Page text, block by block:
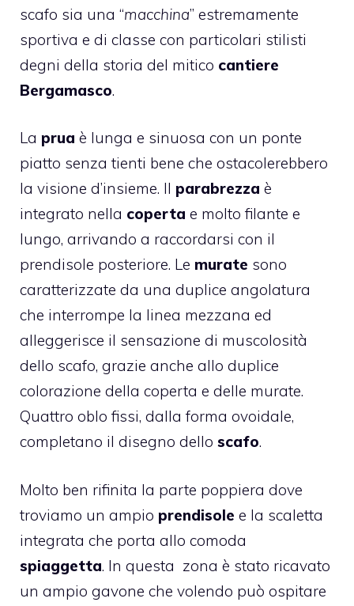
scafo sia una “macchina” estremamente
sportiva e di classe con particolari stilisti
degni della storia del mitico cantiere
Bergamasco.
La prua è lunga e sinuosa con un ponte
piatto senza tienti bene che ostacolerebbero
la visione d’insieme. Il parabrezza è
integrato nella coperta e molto filante e
lungo, arrivando a raccordarsi con il
prendisole posteriore. Le murate sono
caratterizzate da una duplice angolatura
che interrompe la linea mezzana ed
alleggerisce il sensazione di muscolosità
dello scafo, grazie anche allo duplice
colorazione della coperta e delle murate.
Quattro oblo fissi, dalla forma ovoidale,
completano il disegno dello scafo.
Molto ben rifinita la parte poppiera dove
troviamo un ampio prendisole e la scaletta
integrata che porta allo comoda
spiaggetta. In questa zona è stato ricavato
un ampio gavone che volendo può ospitare